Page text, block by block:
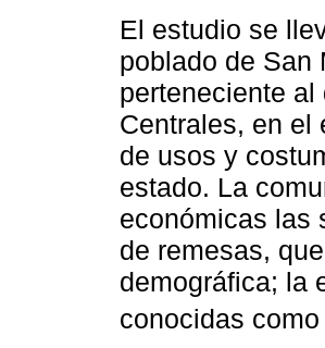
El estudio se
poblado de San
perteneciente
Centrales, en el
de usos y
estado. La
económicas las
de remesas,
demográfica; la
conocidas como